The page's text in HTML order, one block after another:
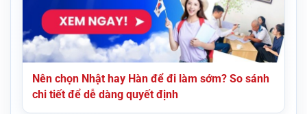
Nên chọn Nhật hay Hàn để đi làm sớm? So sánh
chi tiết để dễ dàng quyết định